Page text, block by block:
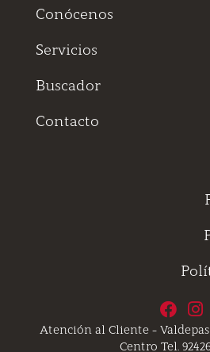
Conócenos
Servicios
Buscador
Contacto
Atención al Cliente -
Centro Tel.